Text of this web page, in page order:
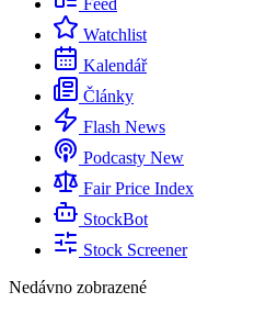
Feed
Watchlist
Kalendář
Články
Flash News
Podcasty New
Fair Price Index
StockBot
Stock Screener
Nedávno zobrazené